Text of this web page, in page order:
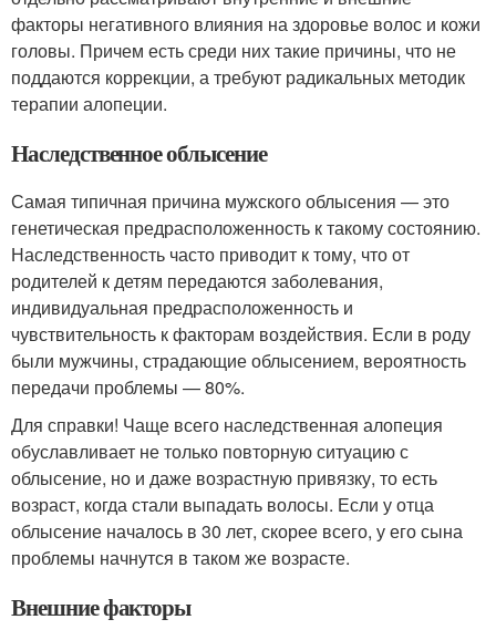
факторы негативного влияния на здоровье волос и кожи
головы. Причем есть среди них такие причины, что не
поддаются коррекции, а требуют радикальных методик
терапии алопеции.
Наследственное облысение
Самая типичная причина мужского облысения — это
генетическая предрасположенность к такому состоянию.
Наследственность часто приводит к тому, что от
родителей к детям передаются заболевания,
индивидуальная предрасположенность и
чувствительность к факторам воздействия. Если в роду
были мужчины, страдающие облысением, вероятность
передачи проблемы — 80%.
Для справки! Чаще всего наследственная алопеция
обуславливает не только повторную ситуацию с
облысение, но и даже возрастную привязку, то есть
возраст, когда стали выпадать волосы. Если у отца
облысение началось в 30 лет, скорее всего, у его сына
проблемы начнутся в таком же возрасте.
Внешние факторы